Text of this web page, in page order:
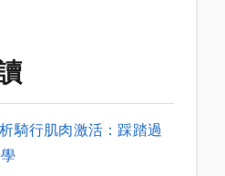
騎行肌肉激活：踩踏過